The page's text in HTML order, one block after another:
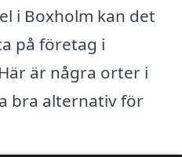
i Boxholm kan det
på företag i
är några orter i
bra alternativ för